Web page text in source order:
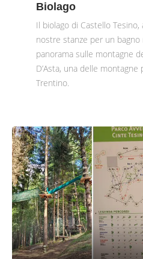
Biolago
Il biolago di Castello
nostre stanze per un
panorama sulle montagne
D’Asta, una delle
Trentino.